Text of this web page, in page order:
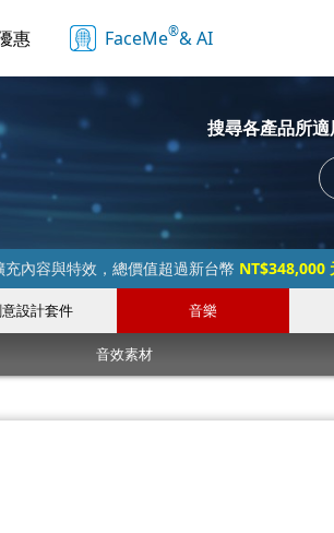
惠 FaceMe®& AI
搜尋各產品所
內容與特效，總價值超過新台幣 NT$348,000
設計套件 音樂
音效素材